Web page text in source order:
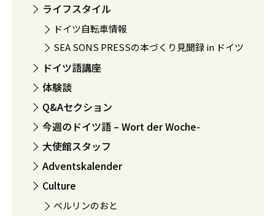
ライフスタイル
ドイツ自転車情報
SEA SONS PRESSの本づくり見聞録 in ドイツ
ドイツ語講座
体験談
Q&Aセクション
今週のドイツ語 – Wort der Woche-
大使館スタッフ
Adventskalender
Culture
ベルリンのおと